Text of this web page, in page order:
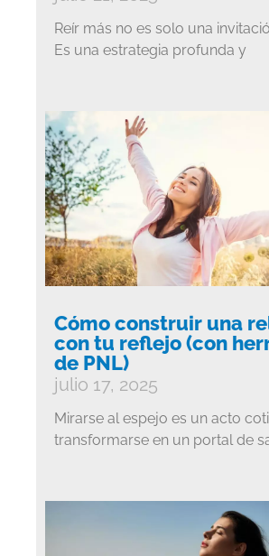
Reír más no es solo una
Es una estrategia profunda y
Cómo construir una
con tu reflejo (con
de PNL)
julio 17, 2025
Mirarse al espejo es un acto
transformarse en un portal de